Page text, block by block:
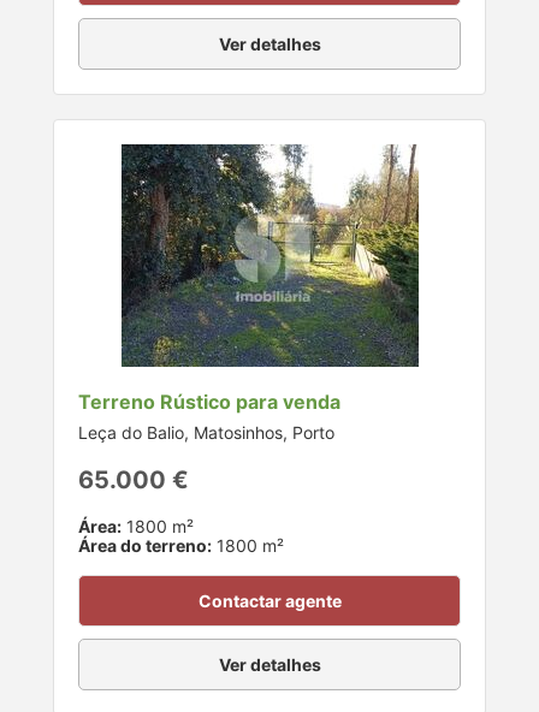
Ver detalhes
Terreno Rústico para venda
Leça do Balio, Matosinhos, Porto
65.000 €
Área: 1800 m²
Área do terreno: 1800 m²
Contactar agente
Ver detalhes